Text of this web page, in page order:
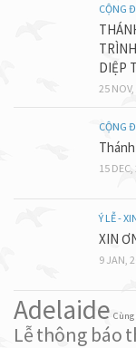
CỘNG
DIỆP
25
CỘNG
15
Ý LỄ -
XIN
9 JAN,
Adelaide Cùng
Lễthông báo